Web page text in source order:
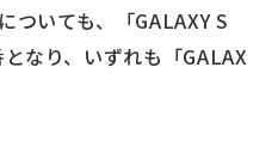
いても、「GALAXY S
なり、いずれも「GALAX